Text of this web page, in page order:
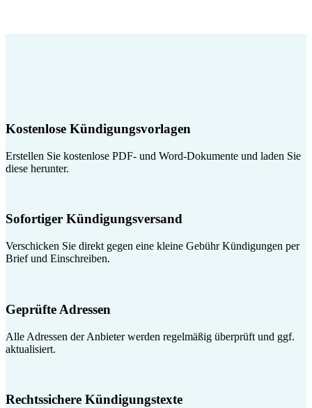
Kostenlose Kündigungsvorlagen
Erstellen Sie kostenlose PDF- und Word-Dokumente und laden Sie
diese herunter.
Sofortiger Kündigungsversand
Verschicken Sie direkt gegen eine kleine Gebühr Kündigungen per
Brief und Einschreiben.
Geprüfte Adressen
Alle Adressen der Anbieter werden regelmäßig überprüft und ggf.
aktualisiert.
Rechtssichere Kündigungstexte